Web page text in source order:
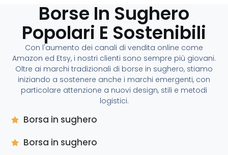
Borse In Sughero
Popolari E Sostenibili
Con l'aumento dei canali di vendita online come
Amazon ed Etsy, i nostri clienti sono sempre più giovani.
Oltre ai marchi tradizionali di borse in sughero, stiamo
iniziando a sostenere anche i marchi emergenti, con
particolare attenzione a nuovi design, stili e metodi
logistici.
Borsa in sughero
Borsa in sughero